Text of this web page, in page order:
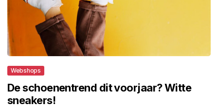
Webshops
De schoenentrend dit voorjaar? Witte
sneakers!